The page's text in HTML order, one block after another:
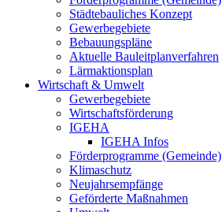
Städtebauliches Konzept
Gewerbegebiete
Bebauungspläne
Aktuelle Bauleitplanverfahren
Lärmaktionsplan
Wirtschaft & Umwelt
Gewerbegebiete
Wirtschaftsförderung
IGEHA
IGEHA Infos
Förderprogramme (Gemeinde)
Klimaschutz
Neujahrsempfänge
Geförderte Maßnahmen